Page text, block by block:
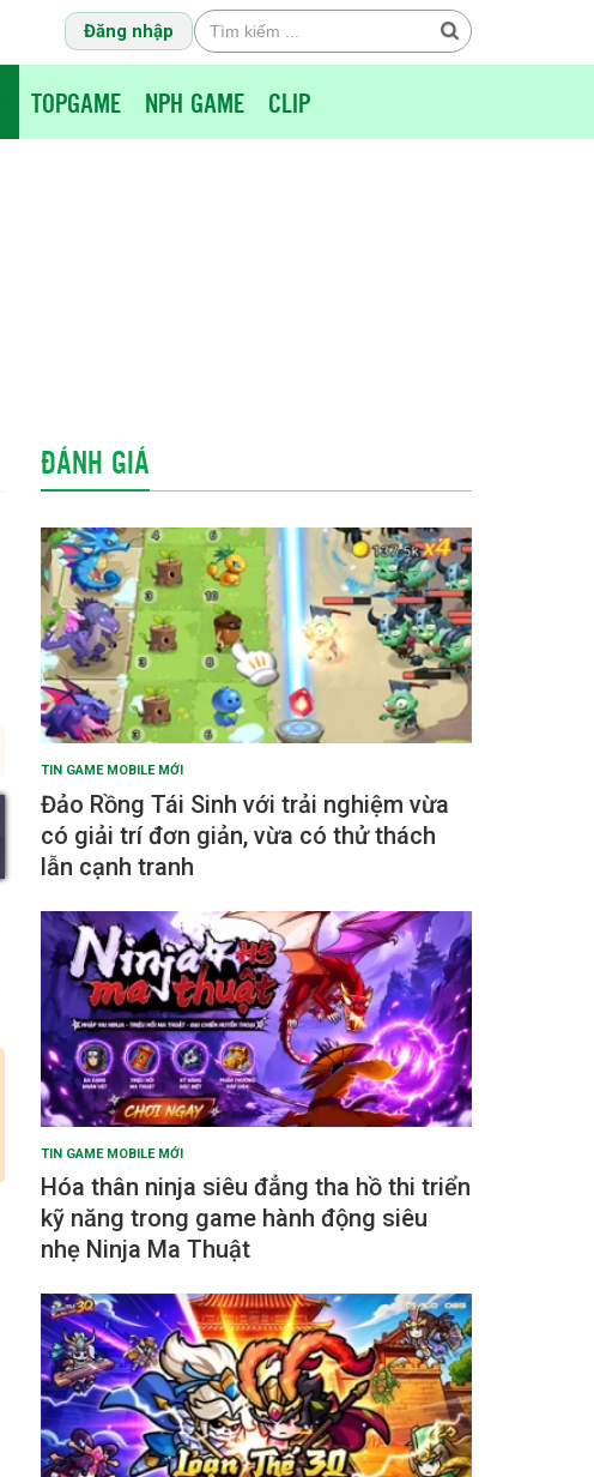
Đăng nhập
TOPGAME NPH GAME CLIP
ĐÁNH GIÁ
TIN GAME MOBILE MỚI
Đảo Rồng Tái Sinh với trải nghiệm vừa
có giải trí đơn giản, vừa có thử thách
lẫn cạnh tranh
TIN GAME MOBILE MỚI
Hóa thân ninja siêu đẳng tha hồ thi triển
kỹ năng trong game hành động siêu
nhẹ Ninja Ma Thuật